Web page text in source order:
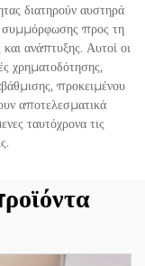
διατηρούν αυστηρά
συμμόρφωσης προς τη
ανάπτυξης. Αυτοί οι
χρηματοδότησης,
προκειμένου
αποτελεσματικά
ταυτόχρονα τις